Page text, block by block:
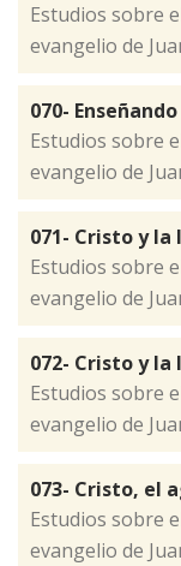
​Estudios sobre
evangelio de
070-
​Estudios sobre
evangelio de
071- Cristo y la
​Estudios sobre
evangelio de
072- Cristo y la
​Estudios sobre
evangelio de
073- Cristo, el
​Estudios sobre
evangelio de